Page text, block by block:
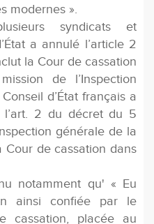
modernes ».
syndicats et
a annulé l’article 2
la Cour de cassation
de l’Inspection
d’État français a
2 du décret du 5
générale de la
Cour de cassation dans
notamment qu' « Eu
ainsi confiée par le
cassation, placée au